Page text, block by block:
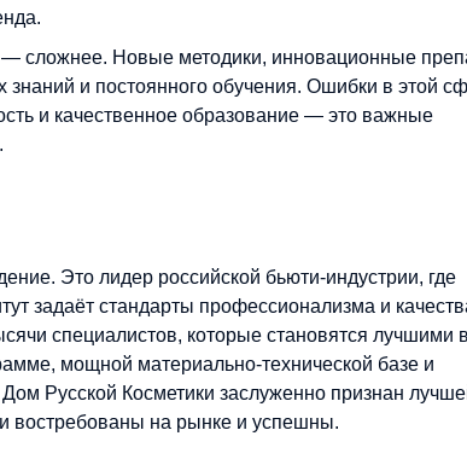
— сложнее. Новые методики, инновационные
и постоянного обучения. Ошибки в этой
и качественное образование — это важные
Это лидер российской бьюти-индустрии, где
задаёт стандарты профессионализма и
специалистов, которые становятся лучшими в
мощной материально-технической базе и
Русской Косметики заслуженно признан
востребованы на рынке и успешны.